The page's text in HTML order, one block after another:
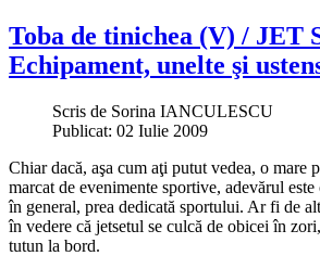
Toba de tinichea (V) / JET
Echipament, unelte şi
Scris de Sorina IANCULESCU
Publicat: 02 Iulie 2009
Chiar dacă, aşa cum aţi putut vedea, o mare
marcat de evenimente sportive, adevărul este
în general, prea dedicată sportului. Ar fi de
în vedere că jetsetul se culcă de obicei în
tutun la bord.